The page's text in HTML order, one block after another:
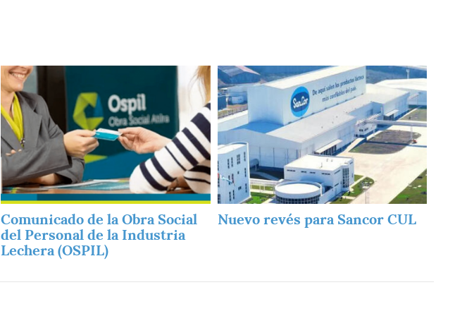
Imagen
Comunicado de la Obra Social
del Personal de la Industria
Lechera (OSPIL)
Imagen
Nuevo revés para Sancor CUL